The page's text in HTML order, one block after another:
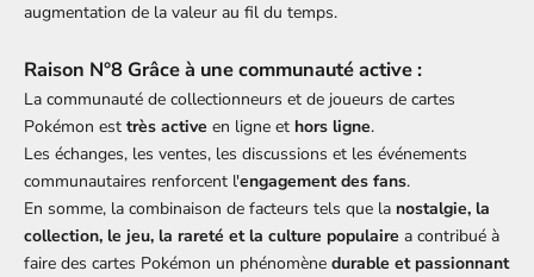
augmentation de la valeur au fil du temps.
Raison N°8 Grâce à une communauté active :
La communauté de collectionneurs et de joueurs de cartes
Pokémon est très active en ligne et hors ligne.
Les échanges, les ventes, les discussions et les événements
communautaires renforcent l'engagement des fans.
En somme, la combinaison de facteurs tels que la nostalgie, la
collection, le jeu, la rareté et la culture populaire a contribué à
faire des cartes Pokémon un phénomène durable et passionnant